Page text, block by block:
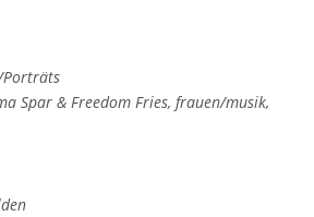
Porträts
Spar & Freedom Fries,frauen/musik,